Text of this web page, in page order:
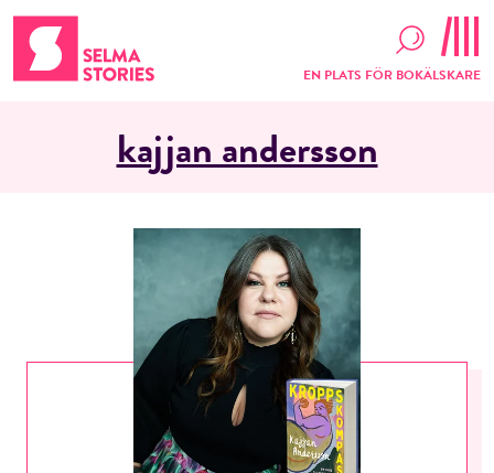
EN PLATS FÖR BOKÄLSKARE
kajjan andersson